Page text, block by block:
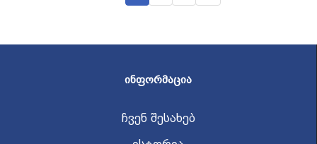
ᲘᲜᲤᲝᲠᲛᲐᲪᲘᲐ
ჩვენ შესახებ